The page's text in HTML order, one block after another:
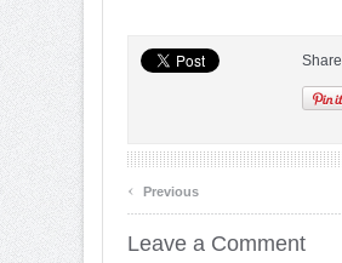
Share
‹ Previous
Leave a Comment